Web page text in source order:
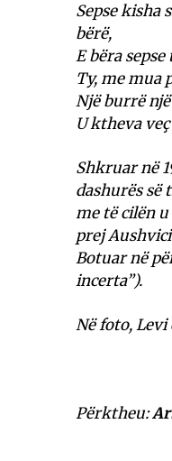
Sepse kisha
bërë,
E bëra
Ty, me mua
Një burrë
U ktheva
Shkruar në
dashurës së
me të cilën
prej
Botuar në
incerta”).
Në foto,
Përktheu: